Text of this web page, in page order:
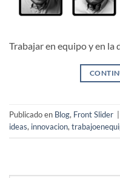
Trabajar en equipo y en
Publicado en Blog, Front Slider
ideas, innovacion,